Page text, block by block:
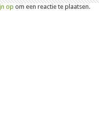
op om een reactie te plaatsen.